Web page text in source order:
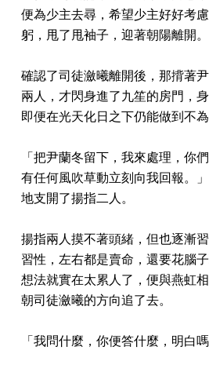
便為少主去尋，希望少主好好考
躬，甩了甩袖子，迎著朝陽離開。
確認了司徒瀲曦離開後，那揹著
兩人，才閃身進了九笙的房門，
即便在光天化日之下仍能做到不為
「把尹蘭冬留下，我來處理，你
有任何風吹草動立刻向我回報。
地支開了揚指二人。
揚指兩人摸不著頭緒，但也逐漸
習性，左右都是賣命，還要花腦
想法就實在太累人了，便與燕虹
朝司徒瀲曦的方向追了去。
「我問什麼，你便答什麼，明白嗎